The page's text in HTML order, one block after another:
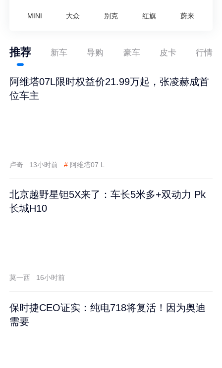
MINI 大众 别克 红旗 蔚来
推荐 新车 导购 豪车 皮卡 行情
阿维塔07L限时权益价21.99万起，张凌赫成首
位车主
卢奇 13小时前 # 阿维塔07 L
北京越野星钽5X来了：车长5米多+双动力 Pk
长城H10
莫一西 16小时前
保时捷CEO证实：纯电718将复活！因为奥迪
需要